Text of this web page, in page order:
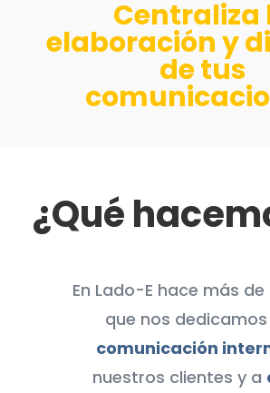
Centraliza
elaboración y
de tus
¿Qué
En Lado-E hace más
que nos
comunicación
nuestros clientes y a